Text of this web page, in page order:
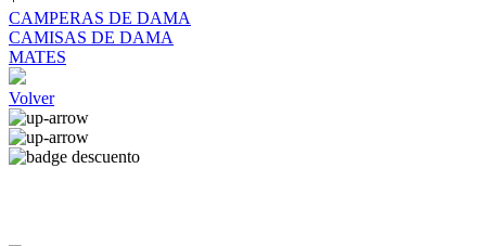
CAMPERAS DE DAMA
CAMISAS DE DAMA
MATES
Volver